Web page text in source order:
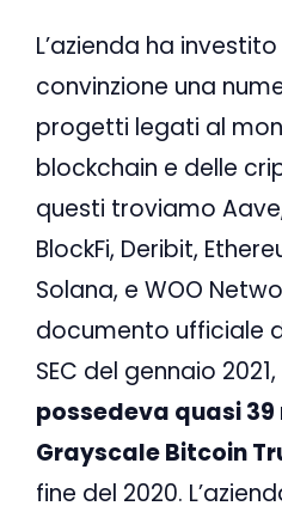
L’azienda ha
convinzione una
progetti legati al
blockchain e delle
questi troviamo
BlockFi, Deribit,
Solana, e WOO
documento ufficiale
SEC del gennaio 2021,
possedeva quasi
Grayscale Bitcoin
fine del 2020.